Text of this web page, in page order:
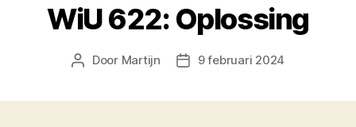
WiU 622: Oplossing
Berichtauteur
Door Martijn Berichtdatum
9 februari 2024